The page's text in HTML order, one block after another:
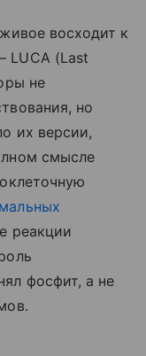
восходит к
LUCA (Last
не
но
их версии,
смысле
реакции
фосфит, а не